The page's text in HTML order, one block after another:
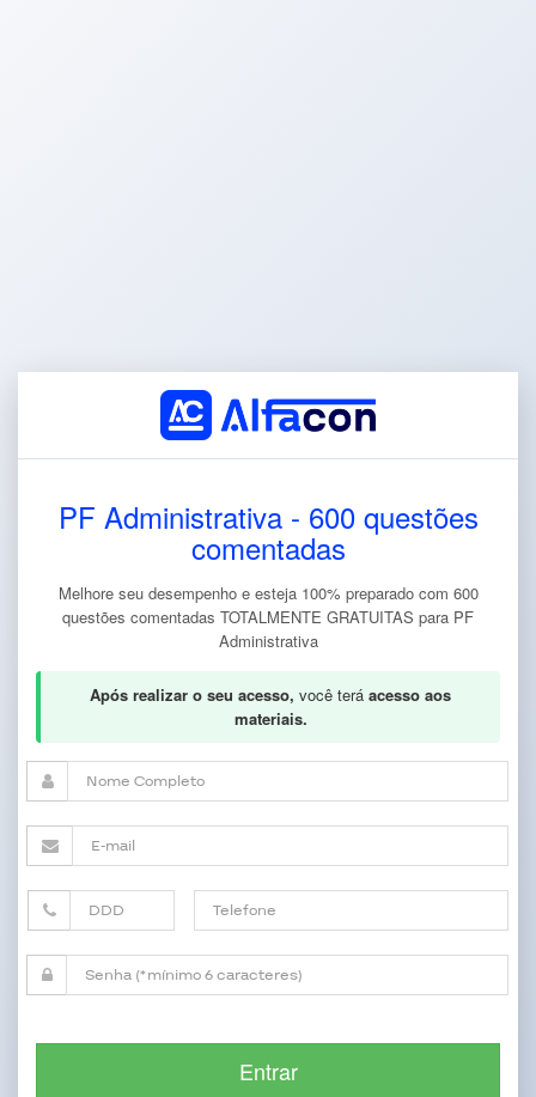
PF Administrativa - 600 questões
comentadas
Melhore seu desempenho e esteja 100% preparado com 600
questões comentadas TOTALMENTE GRATUITAS para PF
Administrativa
Após realizar o seu acesso, você terá acesso aos
materiais.